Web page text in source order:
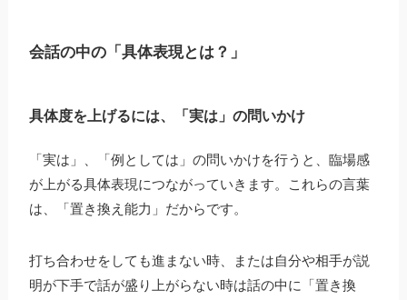
会話の中の「具体表現とは？」
具体度を上げるには、「実は」の問いかけ
「実は」、「例としては」の問いかけを行うと、臨場感
が上がる具体表現につながっていきます。これらの言葉
は、「置き換え能力」だからです。
打ち合わせをしても進まない時、または自分や相手が説
明が下手で話が盛り上がらない時は話の中に「置き換